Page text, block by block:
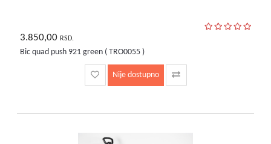
3.850,00 RSD.
Bic quad push 921 green ( TRO0055 )
Nije dostupno